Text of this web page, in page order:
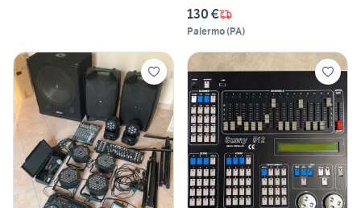
130 €
Palermo(PA)